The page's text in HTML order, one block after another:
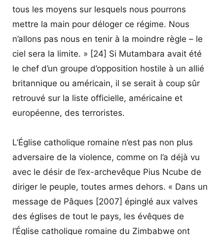
tous les moyens sur lesquels nous pourrons
mettre la main pour déloger ce régime. Nous
n’allons pas nous en tenir à la moindre règle – le
ciel sera la limite. » [24] Si Mutambara avait été
le chef d’un groupe d’opposition hostile à un allié
britannique ou américain, il se serait à coup sûr
retrouvé sur la liste officielle, américaine et
européenne, des terroristes.
L’Église catholique romaine n’est pas non plus
adversaire de la violence, comme on l’a déjà vu
avec le désir de l’ex-archevêque Pius Ncube de
diriger le peuple, toutes armes dehors. « Dans un
message de Pâques [2007] épinglé aux valves
des églises de tout le pays, les évêques de
l’Église catholique romaine du Zimbabwe ont